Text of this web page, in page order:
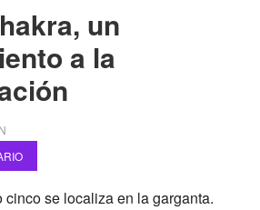
un
a la
cinco se localiza en la garganta.